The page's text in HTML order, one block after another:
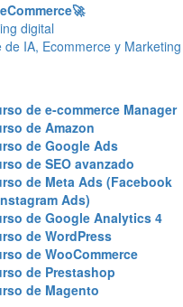
digital
de IA, Ecommerce y Marketing
de e-commerce Manager
de Amazon
de Google Ads
de SEO avanzado
de Meta Ads (Facebook
Ads)
de Google Analytics 4
de WordPress
de WooCommerce
de Prestashop
de Magento